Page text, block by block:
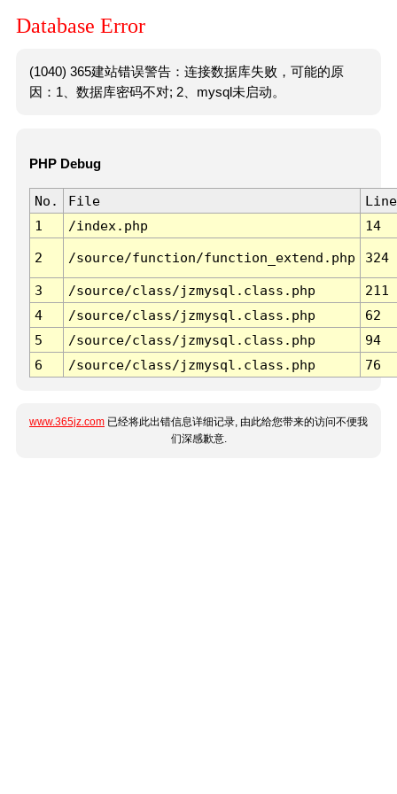
Database Error
(1040) 365建站错误警告：连接数据库失败，可能的原
因：1、数据库密码不对; 2、mysql未启动。
PHP Debug
No. File
Line
1
/index.php 14
2 /source/function/function_extend.php 324
3 /source/class/jzmysql.class.php
211
4
/source/class/jzmysql.class.php
62
5
/source/class/jzmysql.class.php
94
6
/source/class/jzmysql.class.php 76
www.365jz.com 已经将此出错信息详细记录, 由此给您带来的访问不便我
们深感歉意.